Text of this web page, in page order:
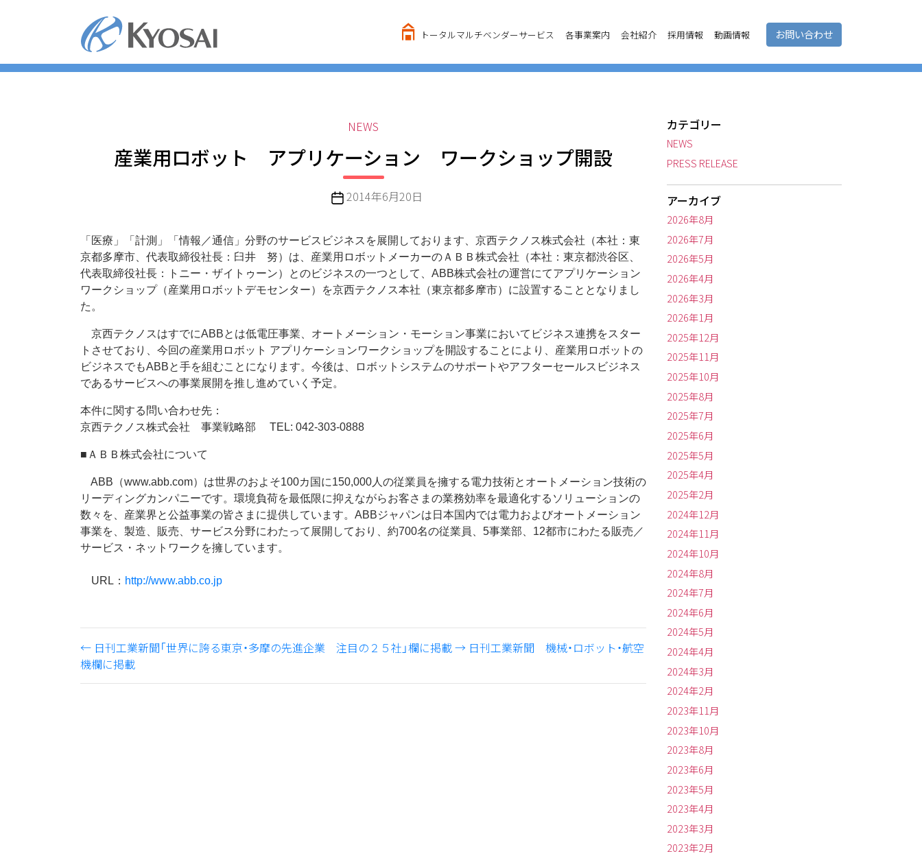
ツ
トータルマルチベンダーサービス 各事業案内 会社紹介 採用情報 動画情報 お問い合わせ
カ
ゴ
リ
ー
NEWS
産業用ロボット アプリケーション ワークショップ開設
投 2014年6月20日
「医療」「計測」「情報／通信」分野のサービスビジネスを展開しております、京西テクノス株式会社（本社：東
京都多摩市、代表取締役社長：臼井 努）は、産業用ロボットメーカーのＡＢＢ株式会社（本社：東京都渋谷区、
代表取締役社長：トニー・ザイトゥーン）とのビジネスの一つとして、ABB株式会社の運営にてアプリケーション
ワークショップ（産業用ロボットデモセンター）を京西テクノス本社（東京都多摩市）に設置することとなりまし
た。
京西テクノスはすでにABBとは低電圧事業、オートメーション・モーション事業においてビジネス連携をスター
トさせており、今回の産業用ロボット アプリケーションワークショップを開設することにより、産業用ロボットの
ビジネスでもABBと手を組むことになります。今後は、ロボットシステムのサポートやアフターセールスビジネス
であるサービスへの事業展開を推し進めていく予定。
本件に関する問い合わせ先：
京西テクノス株式会社 事業戦略部 TEL: 042-303-0888
■ＡＢＢ株式会社について
ABB（www.abb.com）は世界のおよそ100カ国に150,000人の従業員を擁する電力技術とオートメーション技術の
リーディングカンパニーです。環境負荷を最低限に抑えながらお客さまの業務効率を最適化するソリューションの
数々を、産業界と公益事業の皆さまに提供しています。ABBジャパンは日本国内では電力およびオートメーション
事業を、製造、販売、サービス分野にわたって展開しており、約700名の従業員、5事業部、12都市にわたる販売／
サービス・ネットワークを擁しています。
URL： http://www.abb.co.jp
← 日刊工業新聞「世界に誇る東京・多摩の先進企業 注目の２５社」欄に掲載→ 日刊工業新聞 機械・ロボット・航空
機欄に掲載
カテゴリー
NEWS
PRESS RELEASE
アーカイブ
2026年8月
2026年7月
2026年5月
2026年4月
2026年3月
2026年1月
2025年12月
2025年11月
2025年10月
2025年8月
2025年7月
2025年6月
2025年5月
2025年4月
2025年2月
2024年12月
2024年11月
2024年10月
2024年8月
2024年7月
2024年6月
2024年5月
2024年4月
2024年3月
2024年2月
2023年11月
2023年10月
2023年8月
2023年6月
2023年5月
2023年4月
2023年3月
2023年2月